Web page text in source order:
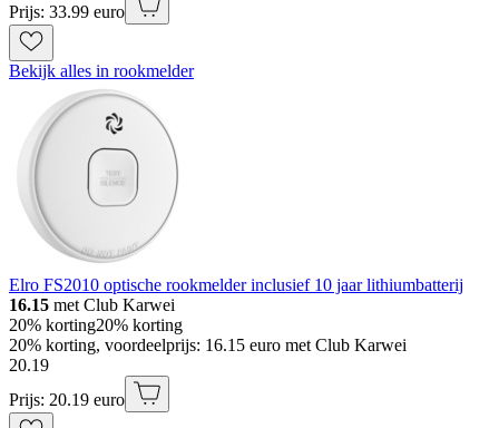
Prijs: 33.99 euro
Bekijk alles in rookmelder
Elro FS2010 optische rookmelder inclusief 10 jaar lithiumbatterij
16.15 met Club Karwei
20% korting20% korting
20% korting, voordeelprijs: 16.15 euro met Club Karwei
20.19
Prijs: 20.19 euro